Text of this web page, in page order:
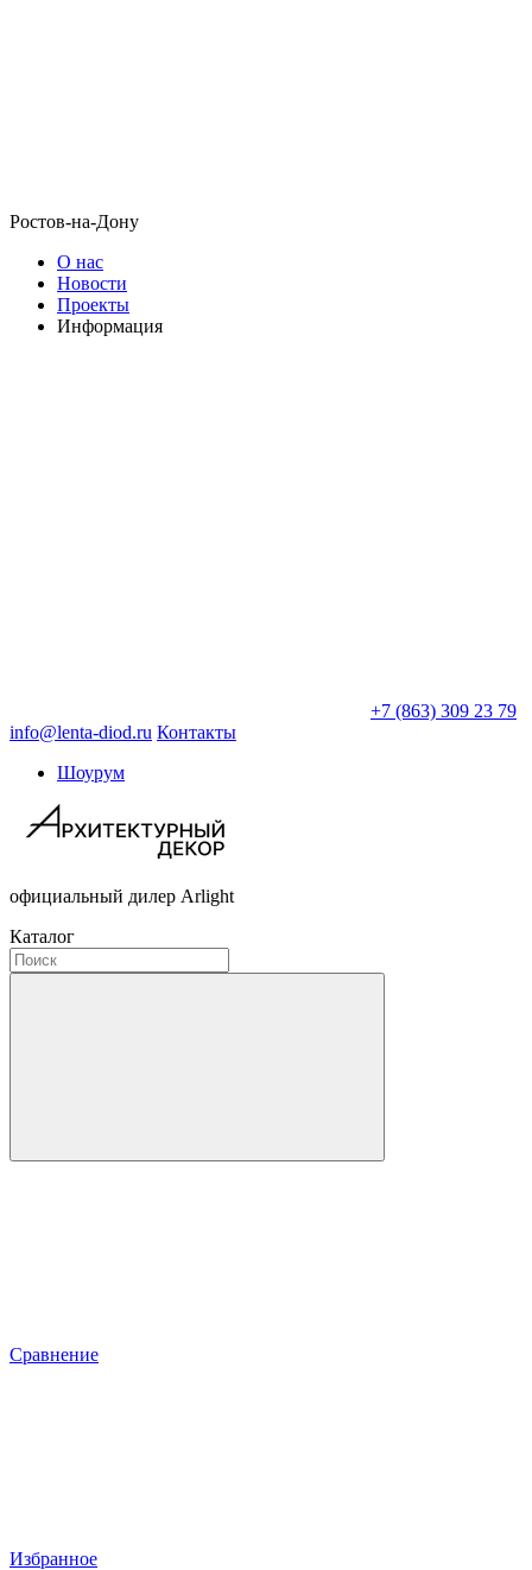
Ростов-на-Дону
О нас
Новости
Проекты
Информация
+7 (863) 309 23 79
info@lenta-diod.ru Контакты
Шоурум
официальный дилер Arlight
Каталог
Сравнение
Избранное